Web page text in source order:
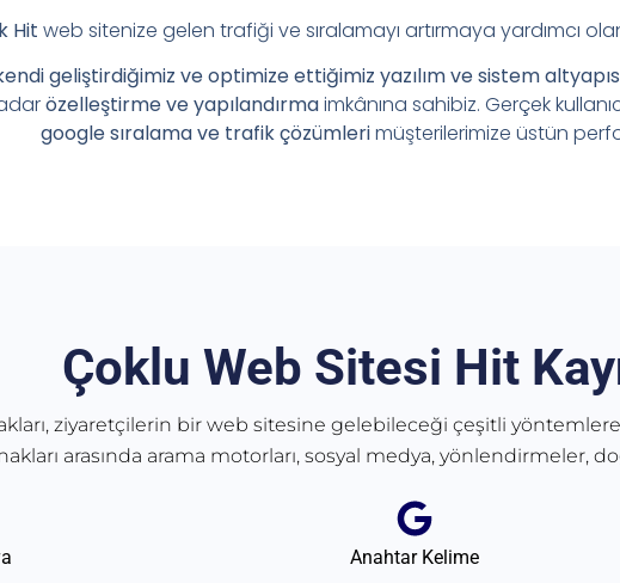
Hit web sitenize gelen trafiği ve sıralamayı artırmaya yardımcı
geliştirdiğimiz ve optimize ettiğimiz yazılım ve sistem
özelleştirme ve yapılandırmaimkânına sahibiz. Gerçek
google sıralama ve trafik çözümlerimüşterilerimize üstün
Çoklu Web Sitesi Hit
ziyaretçilerin bir web sitesine gelebileceği çeşitli yöntemlere
arasında arama motorları, sosyal medya, yönlendirmeler,
Anahtar Kelime